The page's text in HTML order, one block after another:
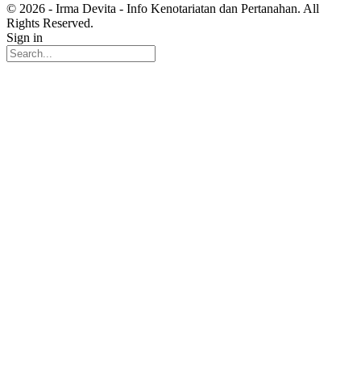
© 2026 - Irma Devita - Info Kenotariatan dan Pertanahan. All
Rights Reserved.
Sign in